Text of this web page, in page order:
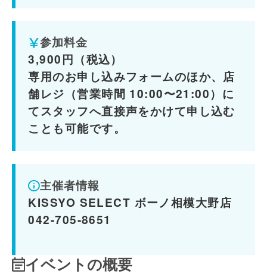
参加料金
3,900円（税込）
専用のお申し込みフォームのほか、店
舗レジ（営業時間 10:00〜21:00）に
てスタッフへ直接声をかけて申し込む
ことも可能です。
主催者情報
KISSYO SELECT ボーノ相模大野店
042-705-8651
イベントの概要